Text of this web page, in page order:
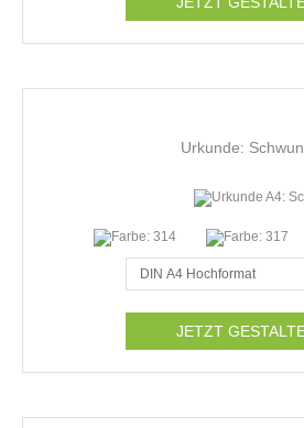
Urkunde:
JETZT